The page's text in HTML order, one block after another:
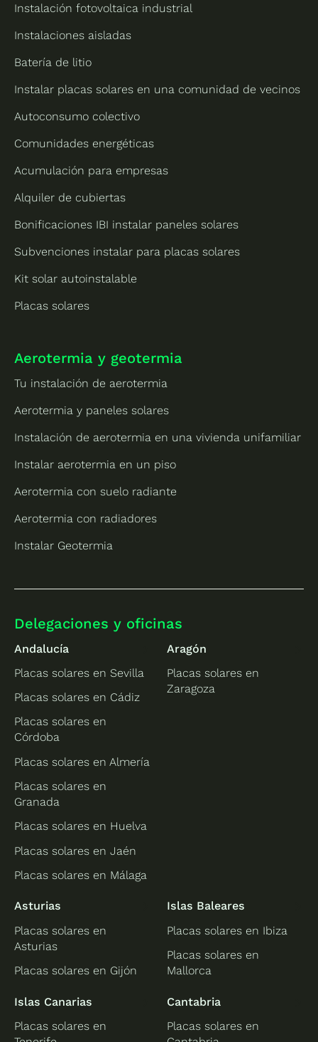
Instalación fotovoltaica industrial
Instalaciones aisladas
Batería de litio
Instalar placas solares en una comunidad de vecinos
Autoconsumo colectivo
Comunidades energéticas
Acumulación para empresas
Alquiler de cubiertas
Bonificaciones IBI instalar paneles solares
Subvenciones instalar para placas solares
Kit solar autoinstalable
Placas solares
Aerotermia y geotermia
Tu instalación de aerotermia
Aerotermia y paneles solares
Instalación de aerotermia en una vivienda unifamiliar
Instalar aerotermia en un piso
Aerotermia con suelo radiante
Aerotermia con radiadores
Instalar Geotermia
Delegaciones y oficinas
Andalucía
Placas solares en Sevilla
Placas solares en Cádiz
Placas solares en
Córdoba
Placas solares en Almería
Placas solares en
Granada
Placas solares en Huelva
Placas solares en Jaén
Placas solares en Málaga
Aragón
Placas solares en
Zaragoza
Asturias
Placas solares en
Asturias
Placas solares en Gijón
Islas Baleares
Placas solares en Ibiza
Placas solares en
Mallorca
Islas Canarias
Placas solares en
Cantabria
Placas solares en